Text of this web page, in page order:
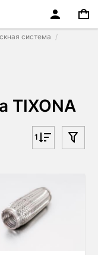
система
TIXONA
1